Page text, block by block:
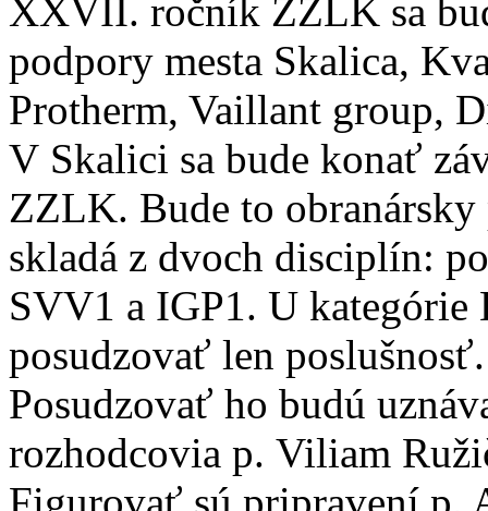
XXVII. ročník ZZLK sa
podpory mesta Skalica,
Protherm, Vaillant group,
V Skalici sa bude konať
ZZLK. Bude to obranársky
skladá z dvoch disciplín:
SVV1 a IGP1. U kategórie
posudzovať len
Posudzovať ho budú
rozhodcovia p. Viliam
Figurovať sú pripravení p.